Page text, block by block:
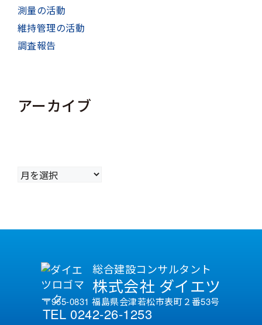
測量の活動
維持管理の活動
調査報告
アーカイブ
ア
ー
総合建設コンサルタント
株式会社 ダイエツ
〒965-0831 福島県会津若松市表町２番53号
TEL 0242-26-1253